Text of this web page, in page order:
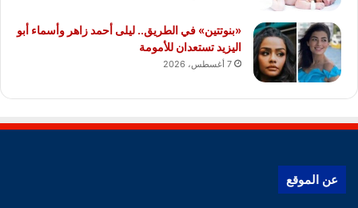
«بنوتتين» في الطريق.. ليلى أحمد زاهر وأسماء أبو
اليزيد تستعدان للأمومة
7 أغسطس، 2026
عن الموقع